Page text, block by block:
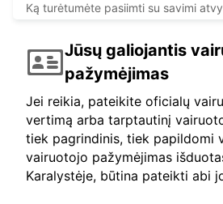
Ką turėtumėte pasiimti su savimi
Jūsų galiojantis
pažymėjimas
Jei reikia, pateikite oficialų
vertimą arba tarptautinį
tiek pagrindinis, tiek papildomi
vairuotojo pažymėjimas
Karalystėje, būtina pateikti abi